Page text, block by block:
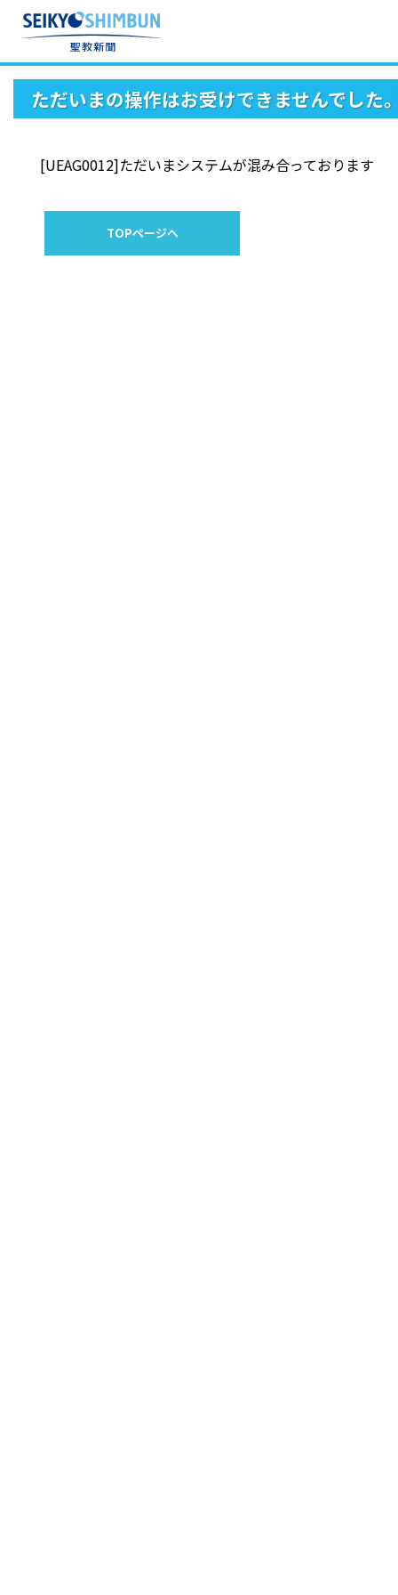
ただいまの操作はお受けできませんでした
[UEAG0012]ただいまシステムが混み合っております
TOPページへ